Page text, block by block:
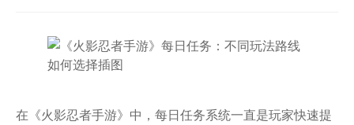
在《火影忍者手游》中，每日任务系统一直是玩家快速提